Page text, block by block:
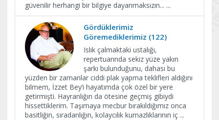
güvenilir herhangi bir bilgiye dayanmaksızın... ...
Gördüklerimiz
Göremediklerimiz (122)
Islık çalmaktaki ustalığı,
repertuarında sekiz yüze yakın
şarkı bulunduğunu, dahası bu
yüzden bir zamanlar ciddi plak yapma teklifleri aldığını
bilmem, İzzet Bey’i hayatımda çok özel bir yere
getirmişti. Hayranlığın da ötesine geçmiş gibiydi
hissettiklerim. Taşımaya mecbur bırakıldığımız onca
basitliğin, sıradanlığın, kolaycılık kurnazlıklarının iç ...